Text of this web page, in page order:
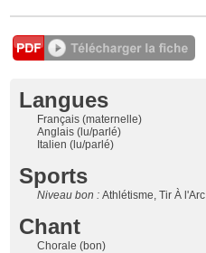
Langues
Français (maternelle)
Anglais (lu/parlé)
Italien (lu/parlé)
Sports
Niveau bon :Athlétisme, Tir À l'Arc
Chant
Chorale (bon)